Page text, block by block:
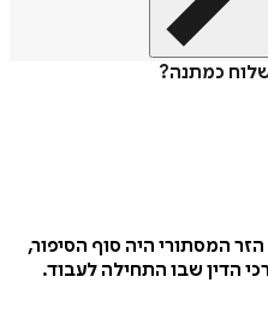
כמתנה?
המסתורי היה סוף הסיפור,
הדין שבו התחילה לעבוד.